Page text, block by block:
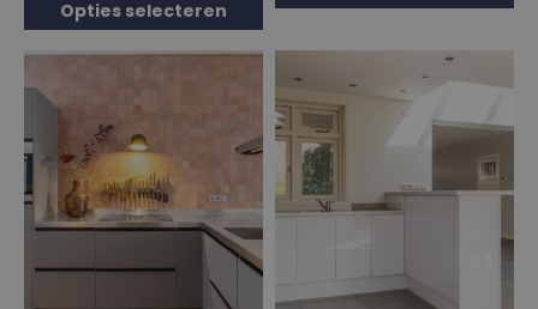
Opties selecteren